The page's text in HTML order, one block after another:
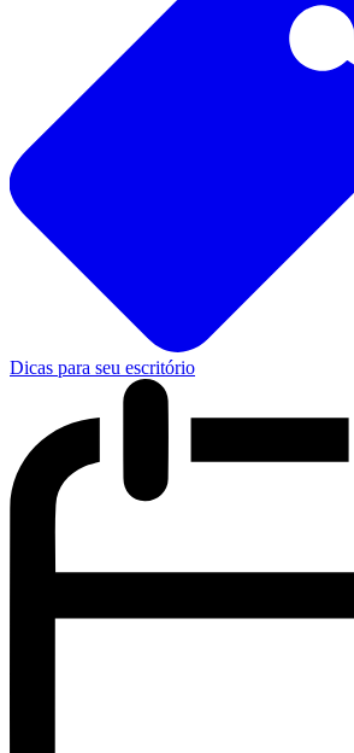
Dicas para seu escritório